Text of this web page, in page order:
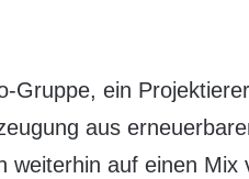
Gruppe, ein
aus
weiterhin auf einen Mix